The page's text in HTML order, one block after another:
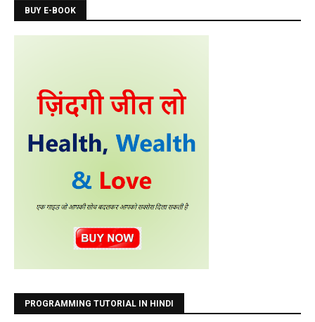
BUY E-BOOK
PROGRAMMING TUTORIAL IN HINDI